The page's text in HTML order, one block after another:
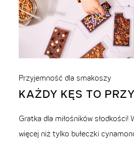
Przyjemność dla smakoszy
KAŻDY KĘS TO
Gratka dla miłośników słodkości!
więcej niż tylko bułeczki